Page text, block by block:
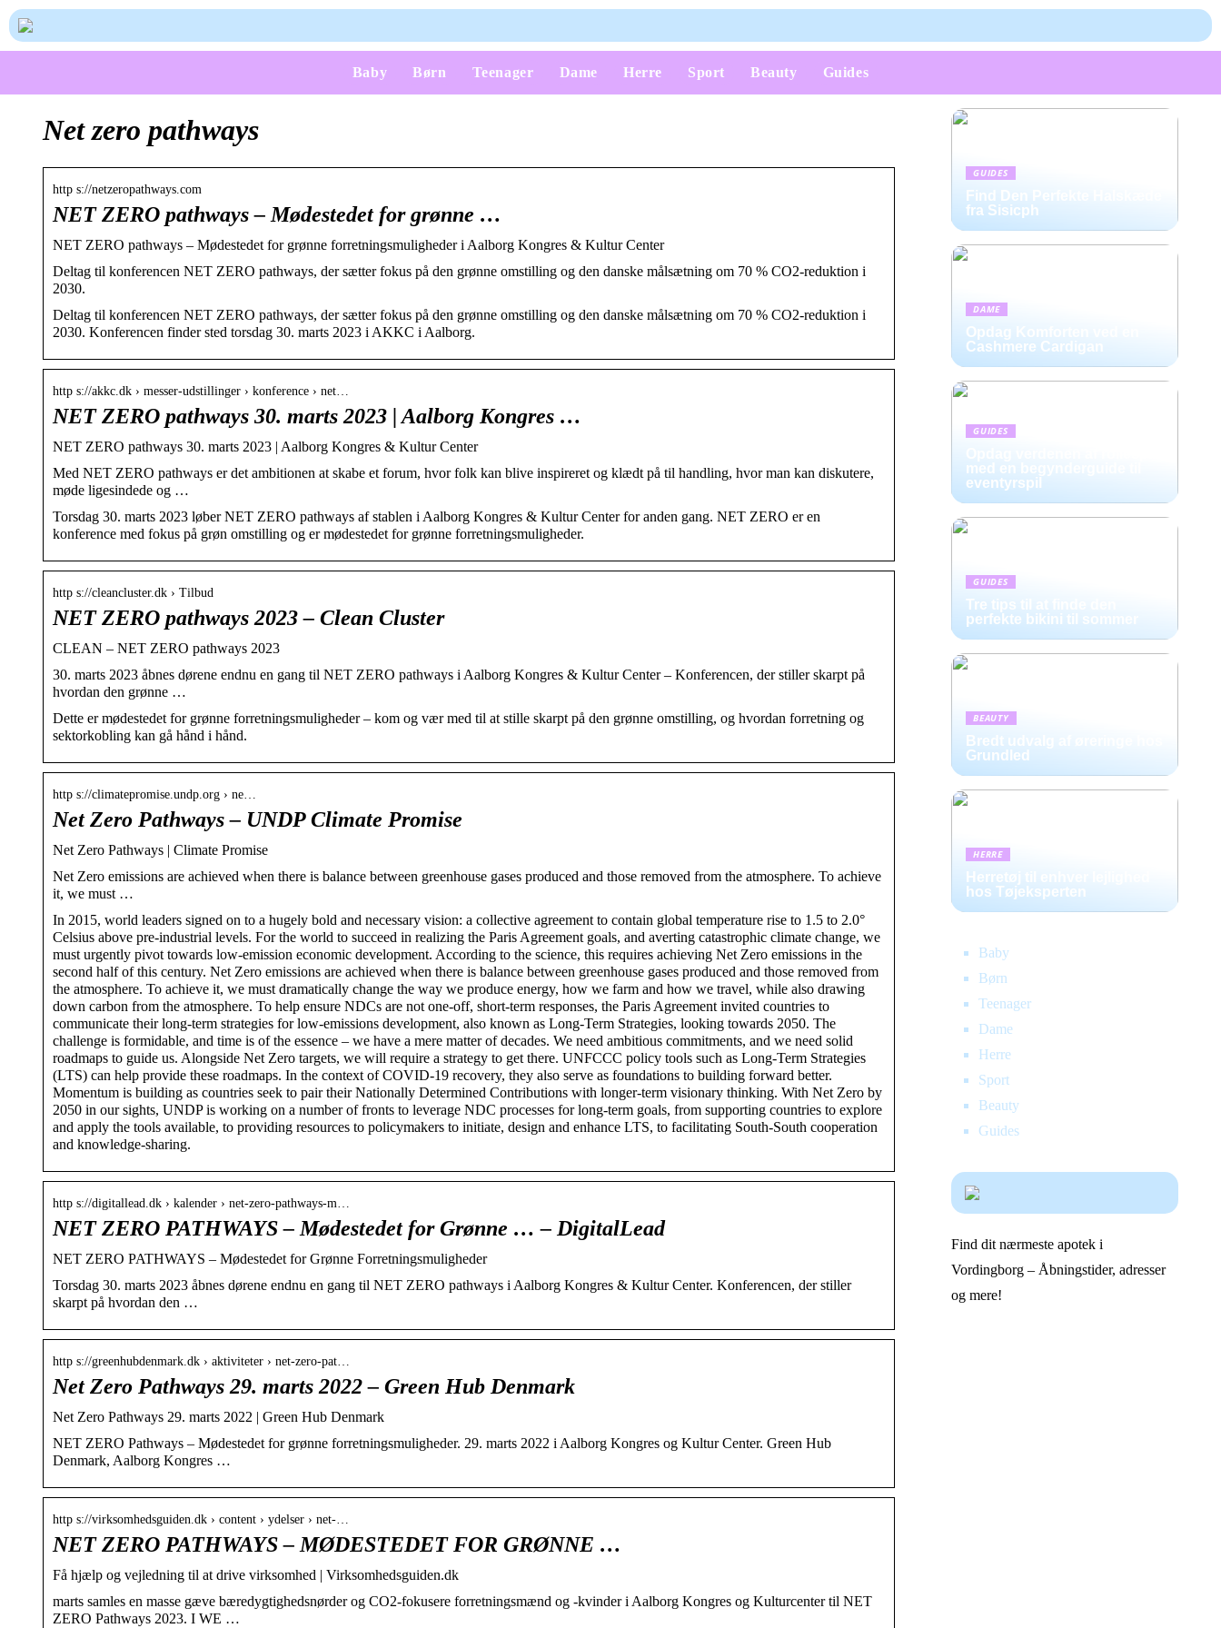
Baby Børn Teenager Dame Herre Sport Beauty Guides
Net zero pathways
http s://netzeropathways.com
NET ZERO pathways – Mødestedet for grønne …
NET ZERO pathways – Mødestedet for grønne forretningsmuligheder i Aalborg Kongres & Kultur Center
Deltag til konferencen NET ZERO pathways, der sætter fokus på den grønne omstilling og den danske målsætning om 70 % CO2-reduktion i
2030.
Deltag til konferencen NET ZERO pathways, der sætter fokus på den grønne omstilling og den danske målsætning om 70 % CO2-reduktion i
2030. Konferencen finder sted torsdag 30. marts 2023 i AKKC i Aalborg.
http s://akkc.dk › messer-udstillinger › konference › net…
NET ZERO pathways 30. marts 2023 | Aalborg Kongres …
NET ZERO pathways 30. marts 2023 | Aalborg Kongres & Kultur Center
Med NET ZERO pathways er det ambitionen at skabe et forum, hvor folk kan blive inspireret og klædt på til handling, hvor man kan diskutere,
møde ligesindede og …
Torsdag 30. marts 2023 løber NET ZERO pathways af stablen i Aalborg Kongres & Kultur Center for anden gang. NET ZERO er en
konference med fokus på grøn omstilling og er mødestedet for grønne forretningsmuligheder.
http s://cleancluster.dk › Tilbud
NET ZERO pathways 2023 – Clean Cluster
CLEAN – NET ZERO pathways 2023
30. marts 2023 åbnes dørene endnu en gang til NET ZERO pathways i Aalborg Kongres & Kultur Center – Konferencen, der stiller skarpt på
hvordan den grønne …
Dette er mødestedet for grønne forretningsmuligheder – kom og vær med til at stille skarpt på den grønne omstilling, og hvordan forretning og
sektorkobling kan gå hånd i hånd.
http s://climatepromise.undp.org › ne…
Net Zero Pathways – UNDP Climate Promise
Net Zero Pathways | Climate Promise
Net Zero emissions are achieved when there is balance between greenhouse gases produced and those removed from the atmosphere. To achieve
it, we must …
In 2015, world leaders signed on to a hugely bold and necessary vision: a collective agreement to contain global temperature rise to 1.5 to 2.0°
Celsius above pre-industrial levels. For the world to succeed in realizing the Paris Agreement goals, and averting catastrophic climate change, we
must urgently pivot towards low-emission economic development. According to the science, this requires achieving Net Zero emissions in the
second half of this century. Net Zero emissions are achieved when there is balance between greenhouse gases produced and those removed from
the atmosphere. To achieve it, we must dramatically change the way we produce energy, how we farm and how we travel, while also drawing
down carbon from the atmosphere. To help ensure NDCs are not one-off, short-term responses, the Paris Agreement invited countries to
communicate their long-term strategies for low-emissions development, also known as Long-Term Strategies, looking towards 2050. The
challenge is formidable, and time is of the essence – we have a mere matter of decades. We need ambitious commitments, and we need solid
roadmaps to guide us. Alongside Net Zero targets, we will require a strategy to get there. UNFCCC policy tools such as Long-Term Strategies
(LTS) can help provide these roadmaps. In the context of COVID-19 recovery, they also serve as foundations to building forward better.
Momentum is building as countries seek to pair their Nationally Determined Contributions with longer-term visionary thinking. With Net Zero by
2050 in our sights, UNDP is working on a number of fronts to leverage NDC processes for long-term goals, from supporting countries to explore
and apply the tools available, to providing resources to policymakers to initiate, design and enhance LTS, to facilitating South-South cooperation
and knowledge-sharing.
http s://digitallead.dk › kalender › net-zero-pathways-m…
NET ZERO PATHWAYS – Mødestedet for Grønne … – DigitalLead
NET ZERO PATHWAYS – Mødestedet for Grønne Forretningsmuligheder
Torsdag 30. marts 2023 åbnes dørene endnu en gang til NET ZERO pathways i Aalborg Kongres & Kultur Center. Konferencen, der stiller
skarpt på hvordan den …
http s://greenhubdenmark.dk › aktiviteter › net-zero-pat…
Net Zero Pathways 29. marts 2022 – Green Hub Denmark
Net Zero Pathways 29. marts 2022 | Green Hub Denmark
NET ZERO Pathways – Mødestedet for grønne forretningsmuligheder. 29. marts 2022 i Aalborg Kongres og Kultur Center. Green Hub
Denmark, Aalborg Kongres …
http s://virksomhedsguiden.dk › content › ydelser › net-…
NET ZERO PATHWAYS – MØDESTEDET FOR GRØNNE …
Få hjælp og vejledning til at drive virksomhed | Virksomhedsguiden.dk
marts samles en masse gæve bæredygtighedsnørder og CO2-fokusere forretningsmænd og -kvinder i Aalborg Kongres og Kulturcenter til NET
ZERO Pathways 2023. I WE …
GUIDES
Find Den Perfekte Halskæde
fra Sisicph
DAME
Opdag Komforten ved en
Cashmere Cardigan
GUIDES
med en begynderguide til
eventyrspil
GUIDES
Tre tips til at finde den
perfekte bikini til sommer
BEAUTY
Bredt udvalg af øreringe hos
Grundled
HERRE
Herretøj til enhver lejlighed
hos Tøjeksperten
Baby
Børn
Teenager
Dame
Herre
Sport
Beauty
Guides
Find dit nærmeste apotek i
Vordingborg – Åbningstider, adresser
og mere!